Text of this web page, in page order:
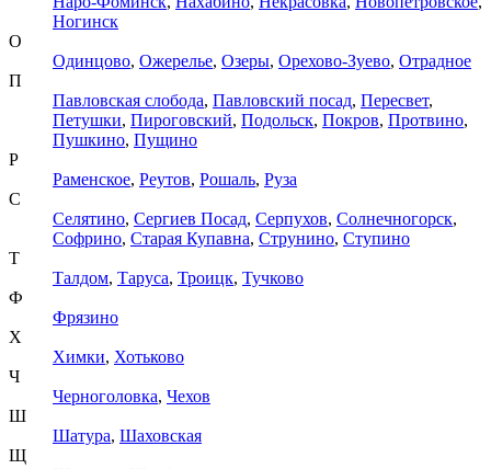
Ногинск
О
Одинцово, Ожерелье, Озеры, Орехово-Зуево, Отрадное
П
Павловская слобода, Павловский посад, Пересвет,
Петушки, Пироговский, Подольск, Покров, Протвино,
Пушкино, Пущино
Р
Раменское, Реутов, Рошаль, Руза
С
Селятино, Сергиев Посад, Серпухов, Солнечногорск,
Софрино, Старая Купавна, Струнино, Ступино
Т
Талдом, Таруса, Троицк, Тучково
Ф
Фрязино
Х
Химки, Хотьково
Ч
Черноголовка, Чехов
Ш
Шатура, Шаховская
Щ